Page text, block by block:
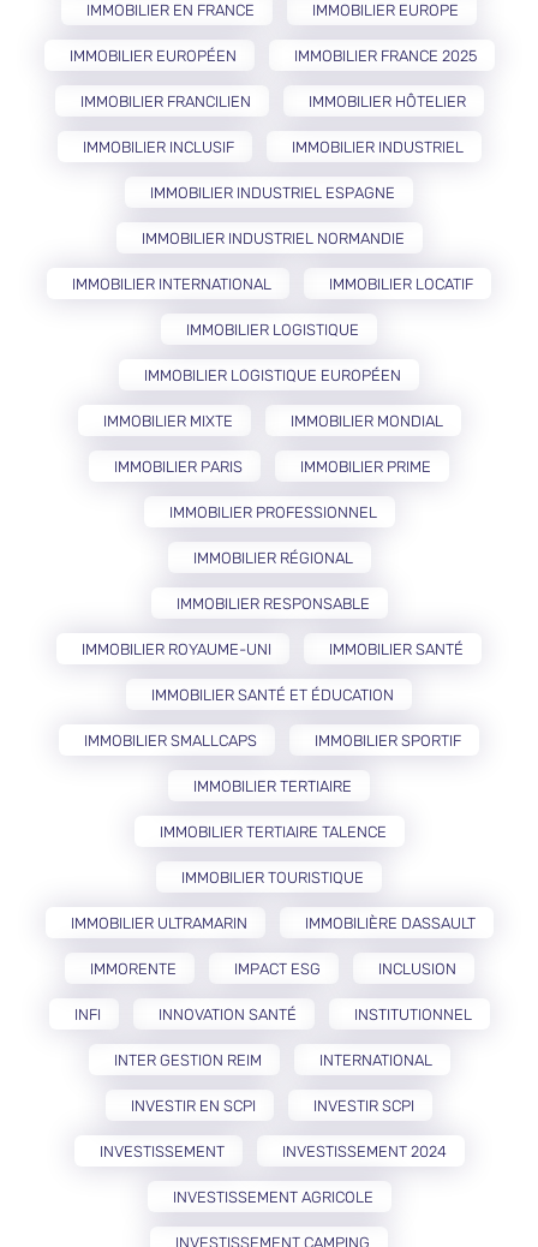
IMMOBILIER EN FRANCE IMMOBILIER EUROPE
IMMOBILIER EUROPÉEN IMMOBILIER FRANCE 2025
IMMOBILIER FRANCILIEN IMMOBILIER HÔTELIER
IMMOBILIER INCLUSIF IMMOBILIER INDUSTRIEL
IMMOBILIER INDUSTRIEL ESPAGNE
IMMOBILIER INDUSTRIEL NORMANDIE
IMMOBILIER INTERNATIONAL IMMOBILIER LOCATIF
IMMOBILIER LOGISTIQUE
IMMOBILIER LOGISTIQUE EUROPÉEN
IMMOBILIER MIXTE IMMOBILIER MONDIAL
IMMOBILIER PARIS IMMOBILIER PRIME
IMMOBILIER PROFESSIONNEL
IMMOBILIER RÉGIONAL
IMMOBILIER RESPONSABLE
IMMOBILIER ROYAUME-UNI IMMOBILIER SANTÉ
IMMOBILIER SANTÉ ET ÉDUCATION
IMMOBILIER SMALLCAPS IMMOBILIER SPORTIF
IMMOBILIER TERTIAIRE
IMMOBILIER TERTIAIRE TALENCE
IMMOBILIER TOURISTIQUE
IMMOBILIER ULTRAMARIN IMMOBILIÈRE DASSAULT
IMMORENTE IMPACT ESG INCLUSION
INFI INNOVATION SANTÉ INSTITUTIONNEL
INTER GESTION REIM INTERNATIONAL
INVESTIR EN SCPI INVESTIR SCPI
INVESTISSEMENT INVESTISSEMENT 2024
INVESTISSEMENT AGRICOLE
INVESTISSEMENT CAMPING